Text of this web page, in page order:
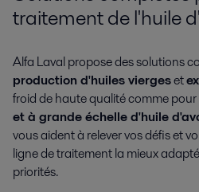
traitement de l'huile
Alfa Laval propose des solutions
production d'huiles viergeset
froid de haute qualité comme pour
et à grande échelle d'huile
vous aident à relever vos défis et
ligne de traitement la mieux
priorités.